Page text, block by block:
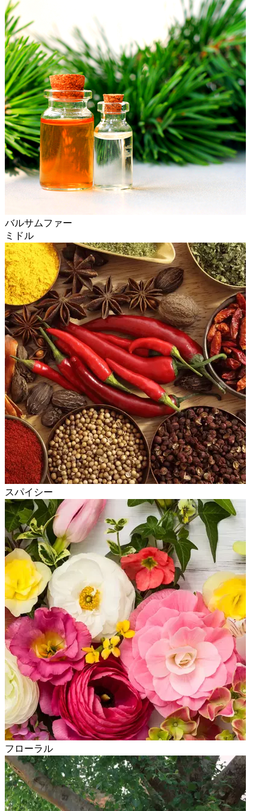
バルサムファー
ミドル
スパイシー
フローラル